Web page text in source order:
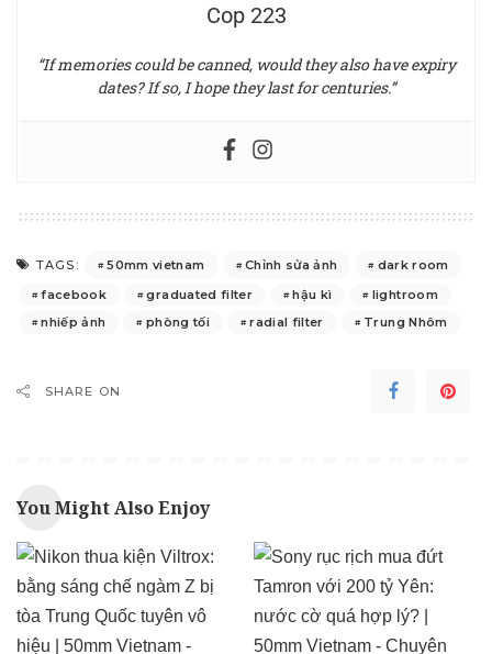
Cop 223
“If memories could be canned, would they also have expiry
dates? If so, I hope they last for centuries.”
TAGS: 50mm vietnam Chỉnh sửa ảnh
dark room
facebook
graduated filter hậu kì
lightroom
nhiếp ảnh
phòng tối radial filter Trung Nhôm
SHARE ON
You Might Also Enjoy